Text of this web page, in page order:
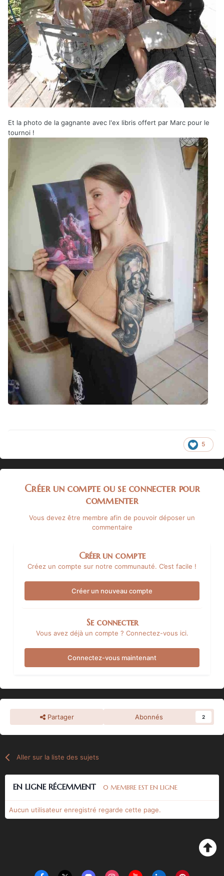
Et la photo de la gagnante avec l'ex libris offert par Marc pour le
tournoi !
5
Créer un compte ou se connecter pour
commenter
Vous devez être membre afin de pouvoir déposer un
commentaire
Créer un compte
Créez un compte sur notre communauté. C’est facile !
Créer un nouveau compte
Se connecter
Vous avez déjà un compte ? Connectez-vous ici.
Connectez-vous maintenant
Partager Abonnés 2
Aller sur la liste des sujets
EN LIGNE RÉCEMMENT 0 MEMBRE EST EN LIGNE
Aucun utilisateur enregistré regarde cette page.